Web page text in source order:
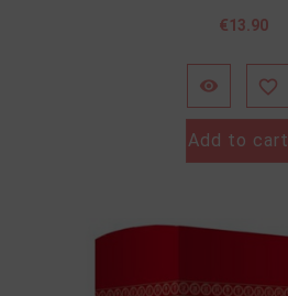
Price
€13.90
 
Add to cart